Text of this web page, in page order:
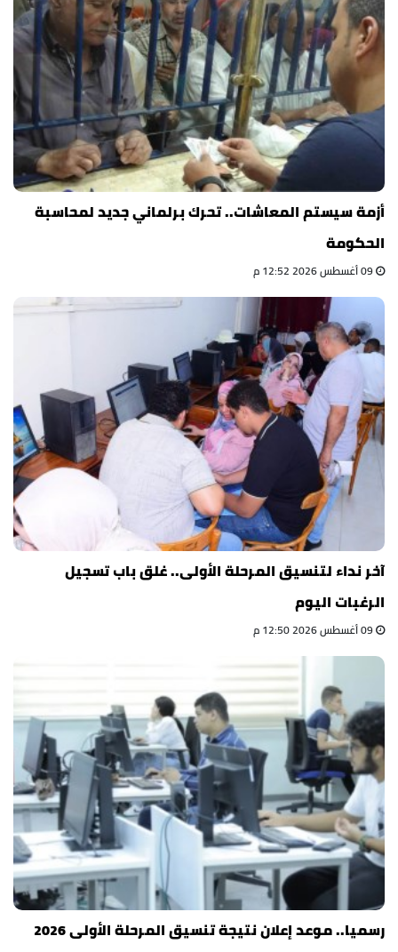
أزمة سيستم المعاشات.. تحرك برلماني جديد لمحاسبة
الحكومة
آخر نداء لتنسيق المرحلة الأولى.. غلق باب تسجيل
الرغبات اليوم
رسميا.. موعد إعلان نتيجة تنسيق المرحلة الأولى 2026